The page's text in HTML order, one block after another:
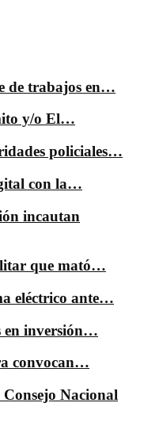
de trabajos en…
y/o El…
policiales…
con la…
incautan
que mató…
eléctrico ante…
en inversión…
convocan…
Nacional